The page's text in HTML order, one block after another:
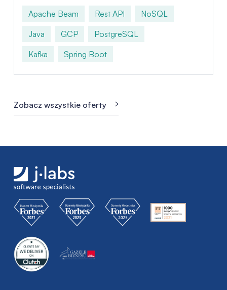
Zobacz wszystkie oferty
Apache Beam Rest API
NoSQL
Java
GCP
PostgreSQL
Kafka
Spring Boot